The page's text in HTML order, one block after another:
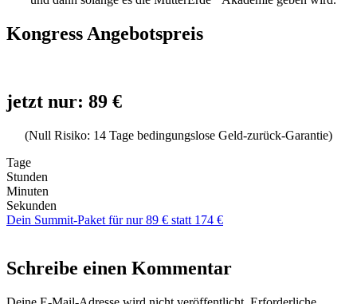
Kongress Angebotspreis
jetzt nur: 89 €
(Null Risiko: 14 Tage bedingungslose Geld-zurück-Garantie)
Tage
Stunden
Minuten
Sekunden
Dein Summit-Paket für nur 89 € statt 174 €
Schreibe einen Kommentar